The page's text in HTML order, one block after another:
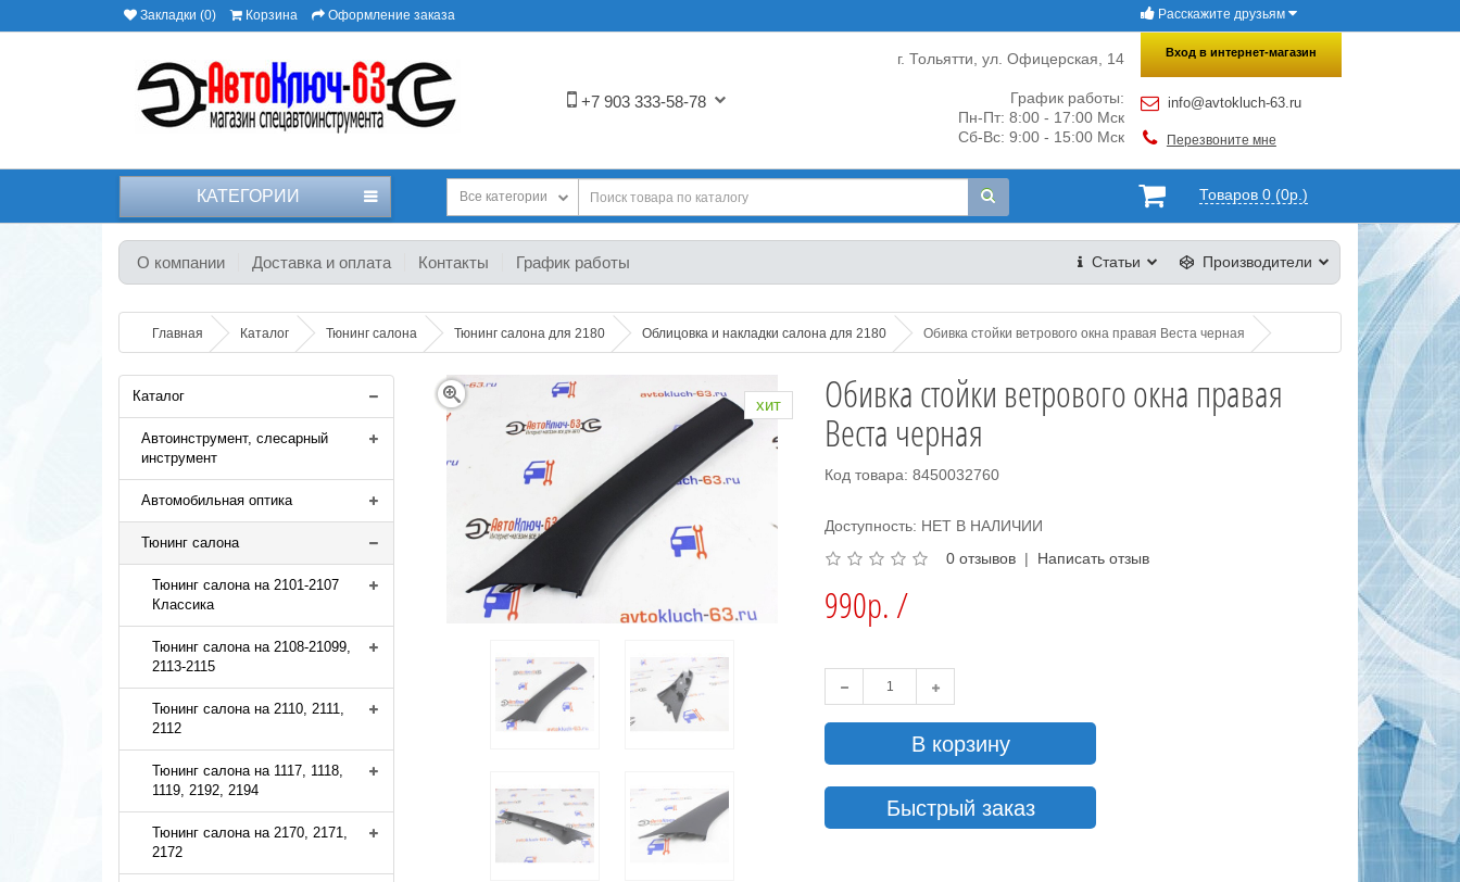
×
Закладки (0) Корзина Оформление заказа Расскажите друзьям
+7 903 333-58-78
Вход в интернет-магазин
info@avtokluch-63.ru
Перезвоните мне
г. Тольятти, ул. Офицерская, 14
График работы:
Пн-Пт: 8:00 - 17:00 Мск
Сб-Вс: 9:00 - 15:00 Мск
КАТЕГОРИИ Товаров 0 (0р.)
Все категории
О компании Доставка и оплата Контакты График работы Производители
Статьи
Главная Каталог Тюнинг салона Тюнинг салона для 2180 Облицовка и накладки салона для 2180 Обивка стойки ветрового окна правая Веста черная
Каталог
Автоинструмент, слесарный
инструмент
Автомобильная оптика
Тюнинг салона
Тюнинг салона на 2101-2107
Классика
Тюнинг салона на 2108-21099,
2113-2115
Тюнинг салона на 2110, 2111,
2112
Тюнинг салона на 1117, 1118,
1119, 2192, 2194
Тюнинг салона на 2170, 2171,
2172
хит
Обивка стойки ветрового окна правая
Веста черная
Код товара: 8450032760
Доступность: НЕТ В НАЛИЧИИ
0 отзывов | Написать отзыв
990р. /
В корзину
Быстрый заказ